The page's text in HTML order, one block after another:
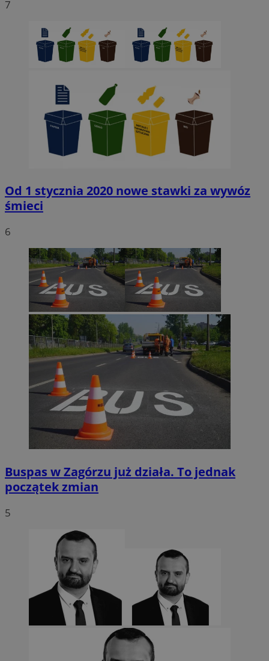
7
Od 1 stycznia 2020 nowe stawki za wywóz
śmieci
6
Buspas w Zagórzu już działa. To jednak
początek zmian
5